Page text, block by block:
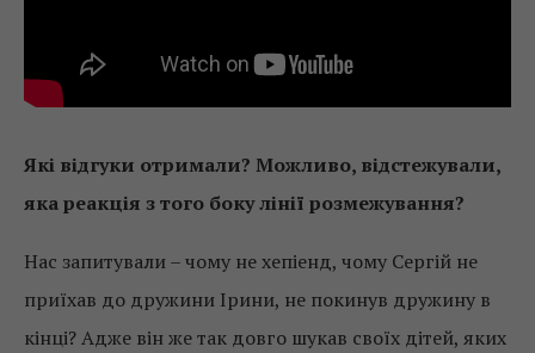
Які відгуки отримали? Можливо, відстежували,
яка реакція з того боку лінії розмежування?
Нас запитували – чому не хепіенд, чому Сергій не
приїхав до дружини Ірини, не покинув дружину в
кінці? Адже він же так довго шукав своїх дітей, яких